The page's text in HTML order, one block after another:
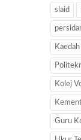
slaid
Kolej
Guru